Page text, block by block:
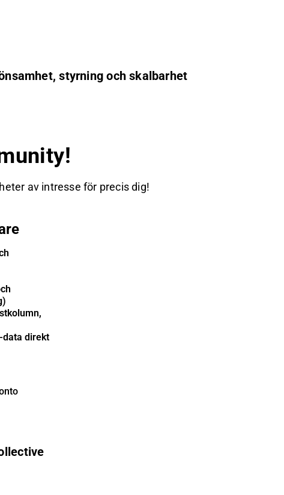
styrning och skalbarhet
av intresse för precis dig!
data direkt